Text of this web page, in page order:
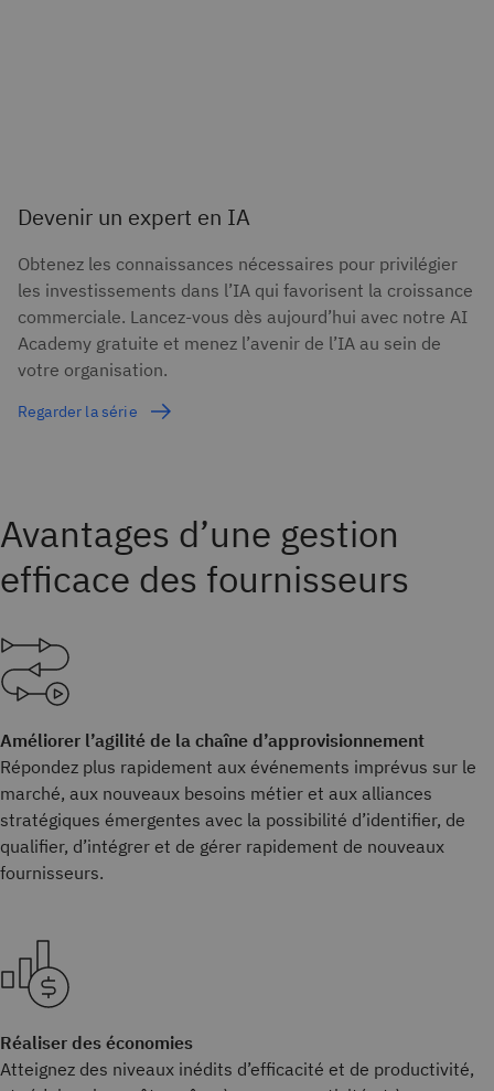
Devenir un expert en IA
Obtenez les connaissances nécessaires pour privilégier
les investissements dans l’IA qui favorisent la croissance
commerciale. Lancez-vous dès aujourd’hui avec notre AI
Academy gratuite et menez l’avenir de l’IA au sein de
votre organisation.
Regarder la série
Avantages d’une gestion
efficace des fournisseurs
Améliorer l’agilité de la chaîne d’approvisionnement
Répondez plus rapidement aux événements imprévus sur le
marché, aux nouveaux besoins métier et aux alliances
stratégiques émergentes avec la possibilité d’identifier, de
qualifier, d’intégrer et de gérer rapidement de nouveaux
fournisseurs.
Réaliser des économies
Atteignez des niveaux inédits d’efficacité et de productivité,